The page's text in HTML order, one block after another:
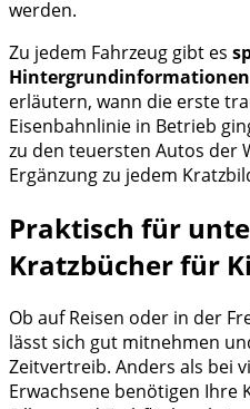
werden.
Zu jedem Fahrzeug gibt es
Hintergrundinformationen
erläutern, wann die erste
Eisenbahnlinie in Betrieb
zu den teuersten Autos der
Ergänzung zu jedem
Praktisch für
Kratzbücher für
Ob auf Reisen oder in der
lässt sich gut mitnehmen
Zeitvertreib. Anders als bei
Erwachsene benötigen Ihre